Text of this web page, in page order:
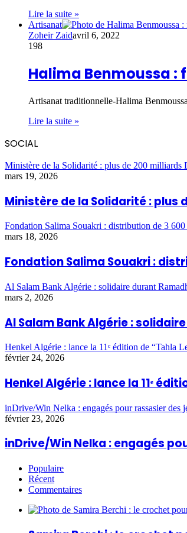
Lire la suite »
Artisanat
Zoheir Zaidavril 6, 2022
198
Halima Benmoussa
Artisanat traditionnelle-Halima
Lire la suite »
SOCIAL
Ministère de la Solidarité : plus de 200 milliards
mars 19, 2026
Ministère de la Solidarité : plus
Fondation Salima Souakri : distribution de 3
mars 18, 2026
Fondation Salima Souakri :
Al Salam Bank Algérie : solidaire durant
mars 2, 2026
Al Salam Bank Algérie :
Henkel Algérie : lance la 11ᵉ édition de “Tahla
février 24, 2026
Henkel Algérie : lance la 11ᵉ
inDrive/Win Nelka : engagés pour rassasier des
février 23, 2026
inDrive/Win Nelka : engagés
Populaire
Récent
Commentaires